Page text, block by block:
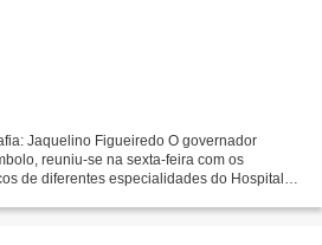
Jaquelino Figueiredo O governador
reuniu-se na sexta-feira com os
de diferentes especialidades do Hospital